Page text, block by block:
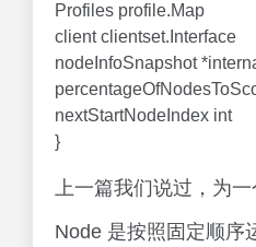
Profiles profile.Map
client clientset.Interface
nodeInfoSnapshot
nextStartNodeIndex int
}
上一篇我们说过，为
Node 是按照固定顺序